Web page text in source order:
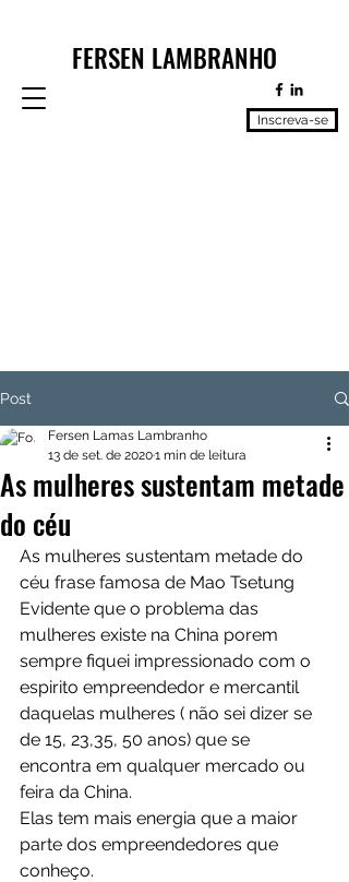
FERSEN LAMBRANHO
Inscreva-se
Post
As mulheres sustentam metade
do céu
Fersen Lamas Lambranho
13 de set. de 20201 min de leitura
As mulheres sustentam metade do
céu frase famosa de Mao Tsetung
Evidente que o problema das
mulheres existe na China porem
sempre fiquei impressionado com o
espirito empreendedor e mercantil
daquelas mulheres ( não sei dizer se
de 15, 23,35, 50 anos) que se
encontra em qualquer mercado ou
feira da China.
Elas tem mais energia que a maior
parte dos empreendedores que
conheço.